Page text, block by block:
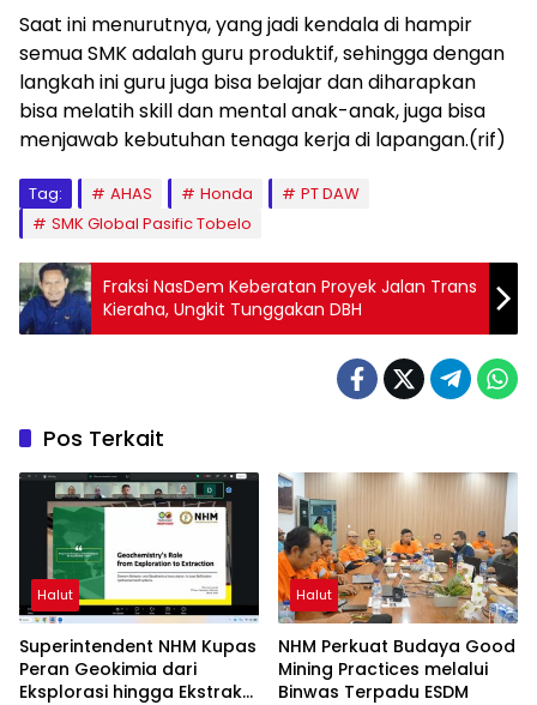
Saat ini menurutnya, yang jadi kendala di hampir
semua SMK adalah guru produktif, sehingga dengan
langkah ini guru juga bisa belajar dan diharapkan
bisa melatih skill dan mental anak-anak, juga bisa
menjawab kebutuhan tenaga kerja di lapangan.(rif)
Tag: AHAS Honda
PT DAW
SMK Global Pasific Tobelo
Fraksi NasDem Keberatan Proyek Jalan Trans
Kieraha, Ungkit Tunggakan DBH
Pos Terkait
Halut
Superintendent NHM Kupas
Peran Geokimia dari
Eksplorasi hingga Ekstraksi
Halut
NHM Perkuat Budaya Good
Mining Practices melalui
Binwas Terpadu ESDM